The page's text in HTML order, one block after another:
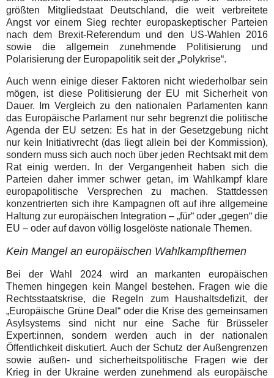
größten Mitgliedstaat Deutschland, die weit verbreitete
Angst vor einem Sieg rechter europaskeptischer Parteien
nach dem Brexit-Referendum und den US-Wahlen 2016
sowie die allgemein zunehmende Politisierung und
Polarisierung der Europapolitik seit der „Polykrise“.
Auch wenn einige dieser Faktoren nicht wiederholbar sein
mögen, ist diese Politisierung der EU mit Sicherheit von
Dauer. Im Vergleich zu den nationalen Parlamenten kann
das Europäische Parlament nur sehr begrenzt die politische
Agenda der EU setzen: Es hat in der Gesetzgebung nicht
nur kein Initiativrecht (das liegt allein bei der Kommission),
sondern muss sich auch noch über jeden Rechtsakt mit dem
Rat einig werden. In der Vergangenheit haben sich die
Parteien daher immer schwer getan, im Wahlkampf klare
europapolitische Versprechen zu machen. Stattdessen
konzentrierten sich ihre Kampagnen oft auf ihre allgemeine
Haltung zur europäischen Integration – „für“ oder „gegen“ die
EU – oder auf davon völlig losgelöste nationale Themen.
Kein Mangel an europäischen Wahlkampfthemen
Bei der Wahl 2024 wird an markanten europäischen
Themen hingegen kein Mangel bestehen. Fragen wie die
Rechtsstaatskrise, die Regeln zum Haushaltsdefizit, der
„Europäische Grüne Deal“ oder die Krise des gemeinsamen
Asylsystems sind nicht nur eine Sache für Brüsseler
Expert:innen, sondern werden auch in der nationalen
Öffentlichkeit diskutiert. Auch der Schutz der Außengrenzen
sowie außen- und sicherheitspolitische Fragen wie der
Krieg in der Ukraine werden zunehmend als europäische